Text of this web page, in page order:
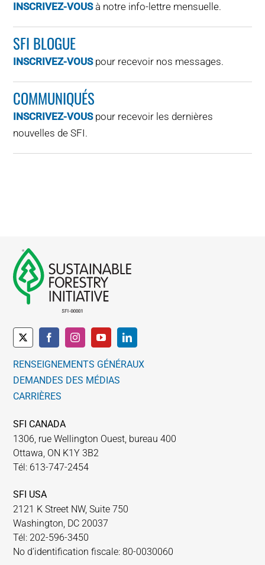
INSCRIVEZ-VOUSà notre info-lettre mensuelle.
SFI BLOGUE
INSCRIVEZ-VOUSpour recevoir nos messages.
COMMUNIQUÉS
INSCRIVEZ-VOUSpour recevoir les dernières
nouvelles de SFI.
RENSEIGNEMENTS GÉNÉRAUX
DEMANDES DES MÉDIAS
CARRIÈRES
SFI CANADA
1306, rue Wellington Ouest, bureau 400
Ottawa, ON K1Y 3B2
Tél: 613-747-2454
SFI USA
2121 K Street NW, Suite 750
Washington, DC 20037
Tél: 202-596-3450
No d’identification fiscale: 80-0030060